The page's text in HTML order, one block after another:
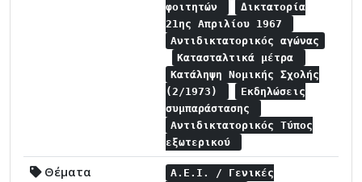
φοιτητών
Δικτατορία
21ης Απριλίου 1967
Αντιδικτατορικός αγώνας
Κατασταλτικά μέτρα
Κατάληψη Νομικής Σχολής
(2/1973)
Εκδηλώσεις
συμπαράστασης
Αντιδικτατορικός Τύπος
εξωτερικού
Θέματα
Α.Ε.Ι. / Γενικές